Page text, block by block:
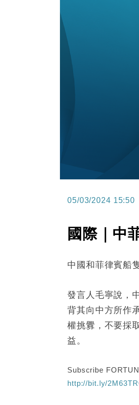
財經｜香
財經｜黑
10:57 財經｜美
18:15 本地｜新
17:40 財經｜本
05/03/2024 15:50
國際｜中
中國和菲律賓船
發言人毛寧說，
背其向中方所作
權挑釁，不要採
益。
Subscribe
http://bit.ly/